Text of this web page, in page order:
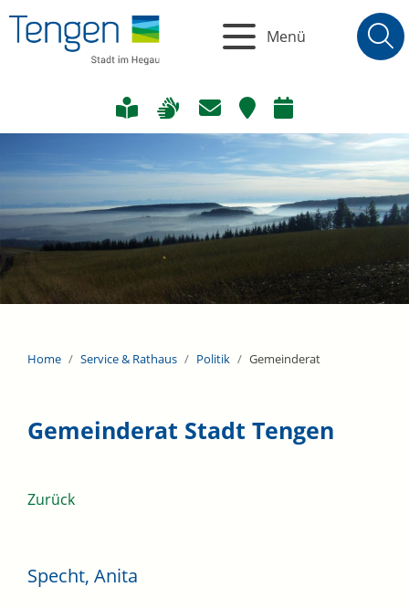
Menü
Home Service & Rathaus Politik Gemeinderat
Gemeinderat Stadt Tengen
Zurück
Specht, Anita